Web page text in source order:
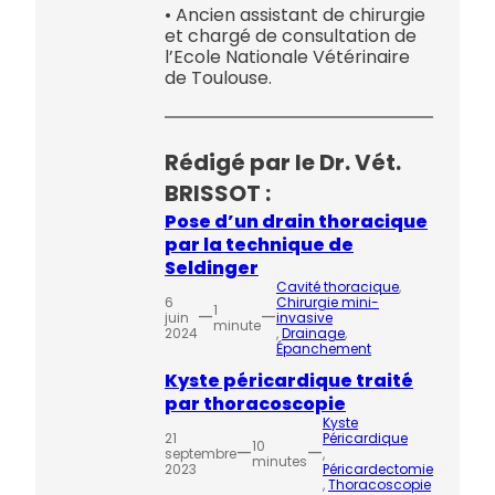
• Ancien assistant de chirurgie
et chargé de consultation de
l’Ecole Nationale Vétérinaire
de Toulouse.
Rédigé par le Dr. Vét.
BRISSOT :
Pose d’un drain thoracique
par la technique de
Seldinger
6
juin
2024
—1
minute—
Cavité thoracique,
Chirurgie mini-
invasive
, Drainage,
Épanchement
Kyste péricardique traité
par thoracoscopie
21
septembre
2023
—10
minutes—
Kyste
Péricardique
,
Péricardectomie
, Thoracoscopie